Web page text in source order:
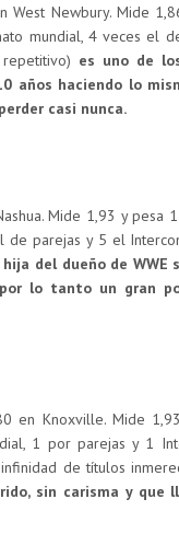
Newbury. Mide
mundial, 4 veces el
es uno de
años haciendo lo
casi nunca.
Mide 1,93 y pesa
parejas y 5 el
del dueño de WWE
lo tanto un gran
en Knoxville. Mide
1 por parejas y 1
de títulos
sin carisma y que